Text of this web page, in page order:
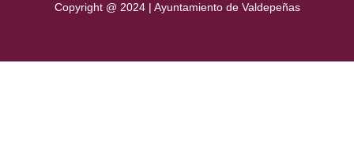
Copyright @ 2024 | Ayuntamiento de Valdepeñas